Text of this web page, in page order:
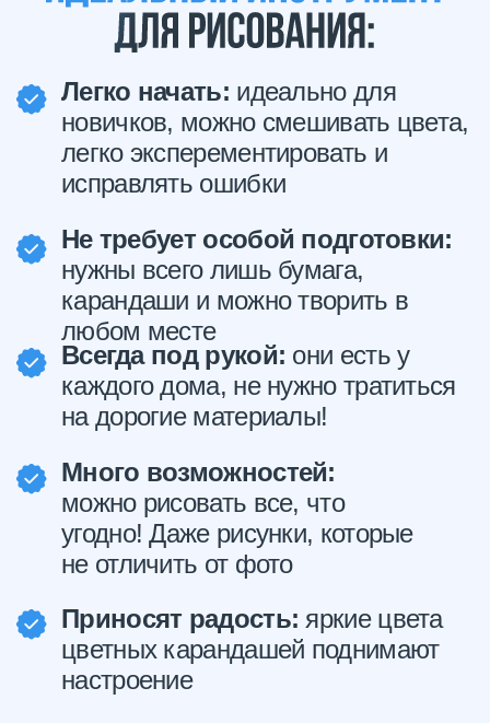
Много возможностей:
можно рисовать все, что
не отличить от фото
Приносят радость:яркие цвета
цветных карандашей поднимают
настроение
скажете: “Вау!Неужели
я так могу?!”
отключитесьот
внешней суеты и быта
удовольствие
процесса